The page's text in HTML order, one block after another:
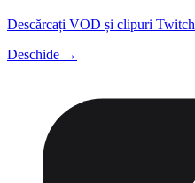
Descărcați VOD și clipuri Twitch
Deschide →